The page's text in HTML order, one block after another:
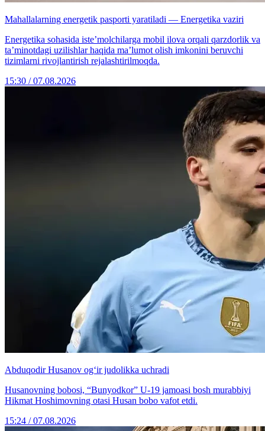
Mahallalarning energetik pasporti yaratiladi — Energetika vaziri
Energetika sohasida iste’molchilarga mobil ilova orqali qarzdorlik va
ta’minotdagi uzilishlar haqida ma’lumot olish imkonini beruvchi
tizimlarni rivojlantirish rejalashtirilmoqda.
15:30 / 07.08.2026
Abduqodir Husanov og‘ir judolikka uchradi
Husanovning bobosi, “Bunyodkor” U-19 jamoasi bosh murabbiyi
Hikmat Hoshimovning otasi Husan bobo vafot etdi.
15:24 / 07.08.2026